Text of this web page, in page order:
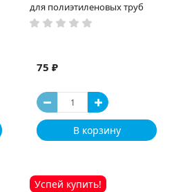
для полиэтиленовых труб
75 ₽
В корзину
Успей купить!